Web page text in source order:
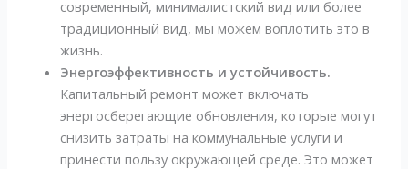
современный, минималистский вид или более
традиционный вид, мы можем воплотить это в
жизнь.
Энергоэффективность и устойчивость.
Капитальный ремонт может включать
энергосберегающие обновления, которые могут
снизить затраты на коммунальные услуги и
принести пользу окружающей среде. Это может